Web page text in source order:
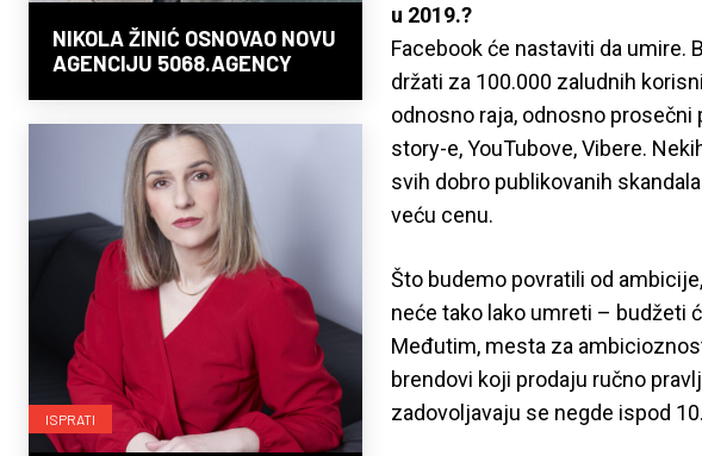
NIKOLA ŽINIĆ OSNOVAO NOVU
AGENCIJU 5068.AGENCY
ISPRATI
u 2019.?
Facebook će nastaviti da umire.
držati za 100.000 zaludnih
odnosno raja, odnosno
story-e, YouTubove, Vibere.
svih dobro publikovanih
veću cenu.
Što budemo povratili od
neće tako lako umreti – budžeti
Međutim, mesta za
brendovi koji prodaju ručno
zadovoljavaju se negde ispod